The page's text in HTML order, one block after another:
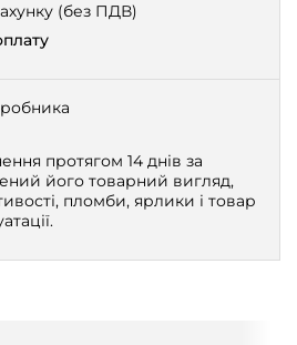
(без ПДВ)
протягом 14 днів за
його товарний вигляд,
пломби, ярлики і товар